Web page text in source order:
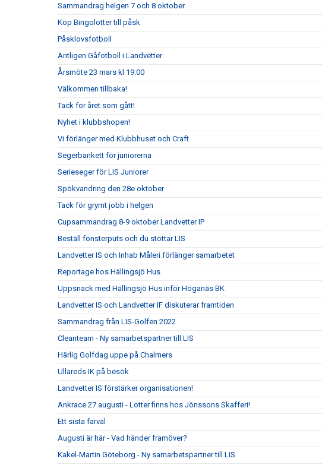
Sammandrag helgen 7 och 8 oktober
Köp Bingolotter till påsk
Påsklovsfotboll
Äntligen Gåfotboll i Landvetter
Årsmöte 23 mars kl 19:00
Välkommen tillbaka!
Tack för året som gått!
Nyhet i klubbshopen!
Vi förlänger med Klubbhuset och Craft
Segerbankett för juniorerna
Serieseger för LIS Juniorer
Spökvandring den 28e oktober
Tack för grymt jobb i helgen
Cupsammandrag 8-9 oktober Landvetter IP
Beställ fönsterputs och du stöttar LIS
Landvetter IS och Inhab Måleri förlänger samarbetet
Reportage hos Hällingsjö Hus
Uppsnack med Hällingsjö Hus inför Höganäs BK
Landvetter IS och Landvetter IF diskuterar framtiden
Sammandrag från LIS-Golfen 2022
Cleanteam - Ny samarbetspartner till LIS
Härlig Golfdag uppe på Chalmers
Ullareds IK på besök
Landvetter IS förstärker organisationen!
Ankrace 27 augusti - Lotter finns hos Jönssons Skafferi!
Ett sista farväl
Augusti är här - Vad händer framöver?
Kakel-Martin Göteborg - Ny samarbetspartner till LIS